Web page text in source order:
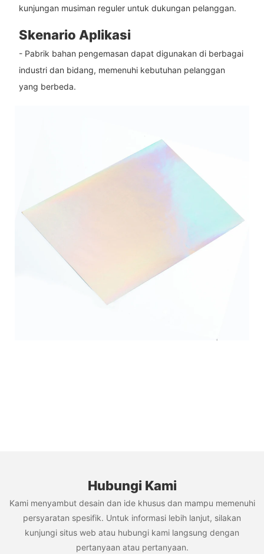
kunjungan musiman reguler untuk dukungan pelanggan.
Skenario Aplikasi
- Pabrik bahan pengemasan dapat digunakan di berbagai
industri dan bidang, memenuhi kebutuhan pelanggan
yang berbeda.
Hubungi Kami
Kami menyambut desain dan ide khusus dan mampu memenuhi
persyaratan spesifik. Untuk informasi lebih lanjut, silakan
kunjungi situs web atau hubungi kami langsung dengan
pertanyaan atau pertanyaan.